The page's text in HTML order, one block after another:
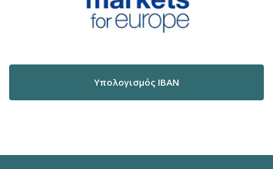
Υπολογισμός IBAN